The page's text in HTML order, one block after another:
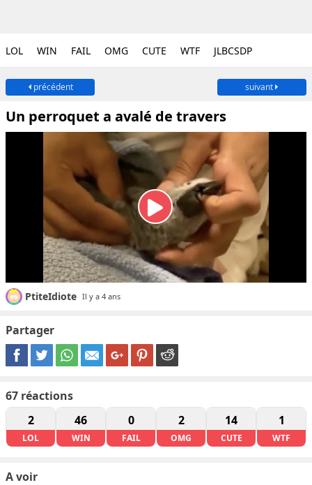
LOL WIN FAIL OMG CUTE WTF JLBCSDP
précédent suivant
Un perroquet a avalé de travers
PtiteIdiote Il y a 4 ans
Partager
67 réactions
2
LOL
46
WIN
0
FAIL
2
OMG
14
CUTE
1
WTF
A voir